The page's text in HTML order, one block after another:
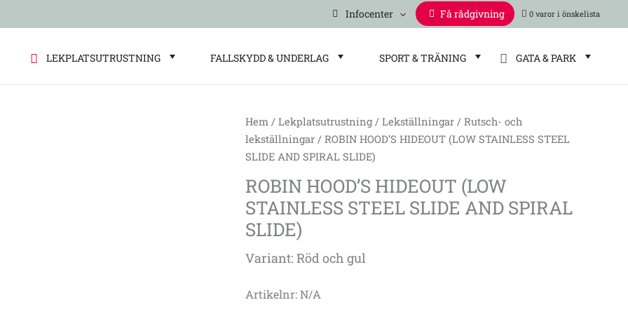
Infocenter Få rådgivning 0 varor
LEKPLATSUTRUSTNING FALLSKYDD & UNDERLAG SPORT & TRÄNING GATA & PARK
Hem /Lekplatsutrustning /Lekställningar /Rutsch- och
lekställningar / ROBIN HOOD’S HIDEOUT (LOW STAINLESS STEEL
SLIDE AND SPIRAL SLIDE)
ROBIN HOOD’S HIDEOUT (LOW
STAINLESS STEEL SLIDE AND SPIRAL
SLIDE)
Variant: Röd och gul
Artikelnr: N/A
ROBIN
HOOD’S
(LOW
STAINLESS
STEEL
SLIDE
AND
SLIDE)